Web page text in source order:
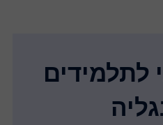
לתלמידים